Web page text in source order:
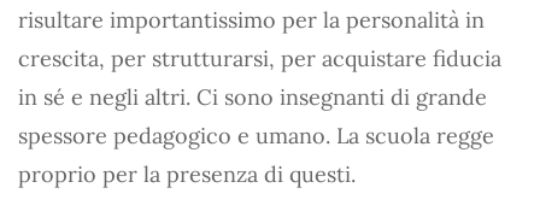
risultare importantissimo per la personalità in
crescita, per strutturarsi, per acquistare fiducia
in sé e negli altri. Ci sono insegnanti di grande
spessore pedagogico e umano. La scuola regge
proprio per la presenza di questi.